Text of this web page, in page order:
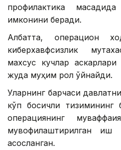
профилактика
имконини беради.
Албатта, операцион
киберхавфсизлик
махсус кучлар
жуда муҳим рол ўйнайди.
Уларнинг барчаси
кўп босқичли
операциянинг
мувофиқлаштирилган
асосланган.